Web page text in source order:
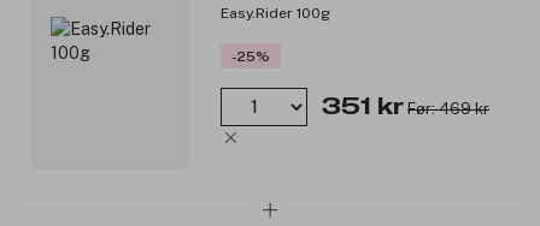
Easy.Rider 100g
-25%
351 kr Før: 469 kr